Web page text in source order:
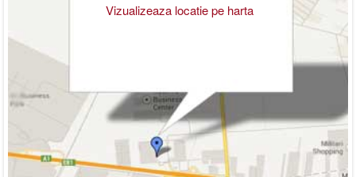
Vizualizeaza locatie pe harta